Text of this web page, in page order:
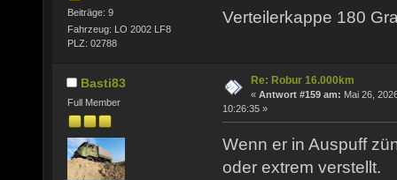
Beiträge: 9
Fahrzeug: LO 2002 LF8
PLZ: 02788
Verteilerkappe 180
Basti83
Full Member
Re: Robur 16.000km
« Antwort #159 am: Mai 26,
10:26:35 »
Wenn er in Auspuff
oder extrem verstellt.